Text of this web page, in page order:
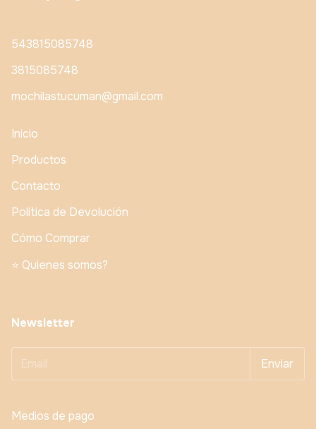
543815085748
3815085748
mochilastucuman@gmail.com
Inicio
Productos
Contacto
Política de Devolución
Cómo Comprar
⭐️ Quienes somos?
Newsletter
Medios de pago